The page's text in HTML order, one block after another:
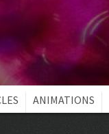
ANIMATIONS